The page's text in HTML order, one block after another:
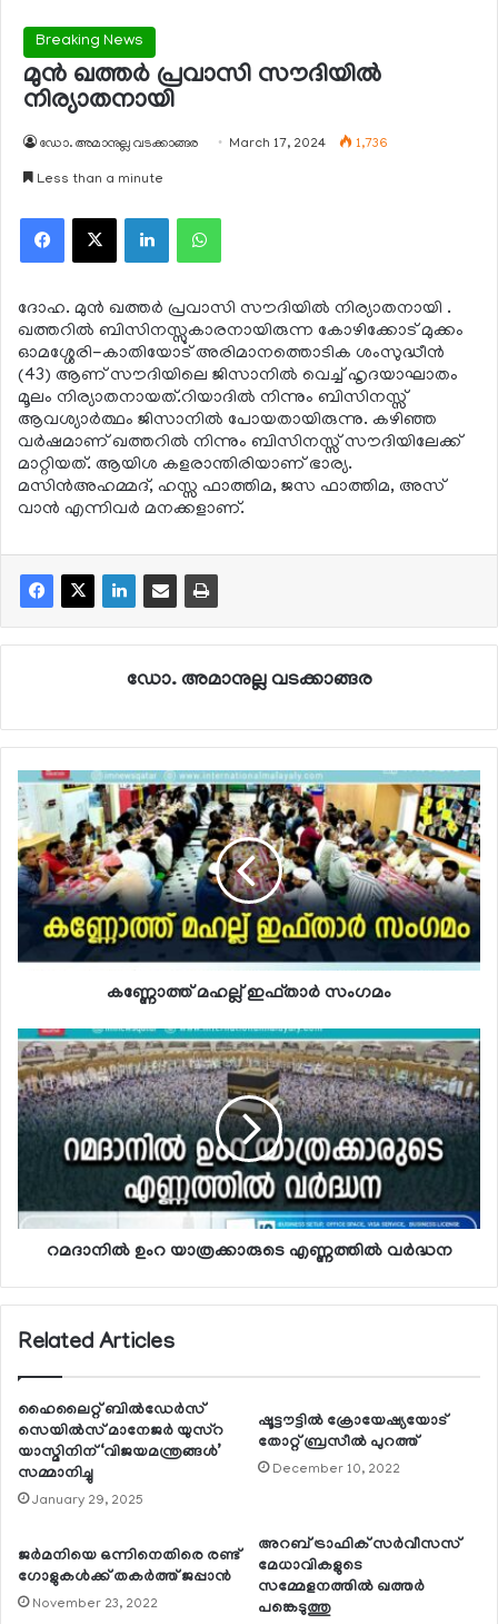
Breaking News
മുന്‍ ഖത്തര്‍ പ്രവാസി സൗദിയില്‍
നിര്യാതനായി
ഡോ. അമാനുല്ല വടക്കാങ്ങര March 17, 2024 1,736
Less than a minute
Facebook
X LinkedInWhatsApp
ദോഹ. മുന്‍ ഖത്തര്‍ പ്രവാസി സൗദിയില്‍ നിര്യാതനായി .
ഖത്തറില്‍ ബിസിനസ്സുകാരനായിരുന്ന കോഴിക്കോട് മുക്കം
ഓമശ്ശേരി-കാതിയോട് അരിമാനത്തൊടിക ശംസുദ്ധീന്‍
(43) ആണ് സൗദിയിലെ ജിസാനില്‍ വെച്ച് ഹൃദയാഘാതം
മൂലം നിര്യാതനായത്.റിയാദില്‍ നിന്നും ബിസിനസ്സ്
ആവശ്യാര്‍ത്ഥം ജിസാനില്‍ പോയതായിരുന്നു. കഴിഞ്ഞ
വര്‍ഷമാണ് ഖത്തറില്‍ നിന്നും ബിസിനസ്സ് സൗദിയിലേക്ക്
മാറ്റിയത്. ആയിശ കളരാന്തിരിയാണ് ഭാര്യ.
മസിന്‍അഹമ്മദ്, ഹസ്സ ഫാത്തിമ, ജസ ഫാത്തിമ, അസ്
വാന്‍ എന്നിവര്‍ മനക്കളാണ്.
ഡോ. അമാനുല്ല വടക്കാങ്ങര
കണ്ണോത്ത് മഹല്ല് ഇഫ്താര്‍ സംഗമം
റമദാനില്‍ ഉംറ യാത്രക്കാരുടെ എണ്ണത്തില്‍ വര്‍ദ്ധന
Related Articles
ഹൈലൈറ്റ് ബില്‍ഡേര്‍സ്
സെയില്‍സ് മാനേജര്‍ യുസ്റ
യാസ്മിനിന് ‘വിജയമന്ത്രങ്ങള്‍’
സമ്മാനിച്ചു
January 29, 2025
ഷൂട്ടൗട്ടില്‍ ക്രോയേഷ്യയോട്
തോറ്റ് ബ്രസീല്‍ പുറത്ത്
December 10, 2022
ജര്‍മനിയെ ഒന്നിനെതിരെ രണ്ട്
ഗോളുകള്‍ക്ക് തകര്‍ത്ത് ജപ്പാന്‍
November 23, 2022
അറബ് ട്രാഫിക് സര്‍വീസസ്
മേധാവികളുടെ
സമ്മേളനത്തില്‍ ഖത്തര്‍
പങ്കെടുത്തു